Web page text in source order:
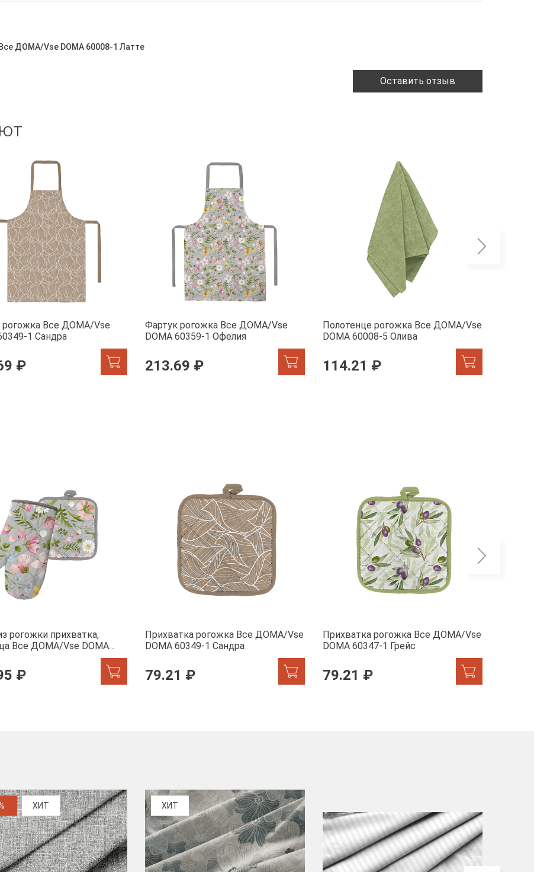
ДОМА/Vse DOMA 60008-1 Латте
Оставить отзыв
рогожка Все ДОМА/Vse
1 Сандра
₽
Фартук рогожка Все ДОМА/Vse
DOMA 60359-1 Офелия
213.69 ₽
Полотенце рогожка Все ДОМА/Vse
DOMA 60008-5 Олива
114.21 ₽
рогожки прихватка,
Все ДОМА/Vse DOMA
₽
Прихватка рогожка Все ДОМА/Vse
DOMA 60349-1 Сандра
79.21 ₽
Прихватка рогожка Все ДОМА/Vse
DOMA 60347-1 Грейс
79.21 ₽
ХИТ ХИТ